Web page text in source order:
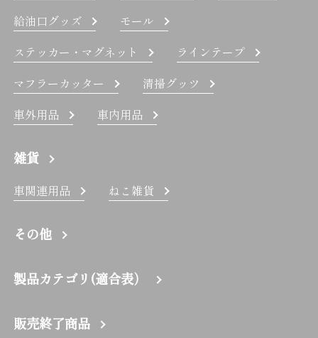
給油口グッズ
モール
ステッカー・マグネット
ラインテープ
マフラーカッター
清掃グッツ
車外用品
車内用品
雑貨
車関連用品 ねこ雑貨
その他
製品カテゴリ(適合表）
販売終了商品